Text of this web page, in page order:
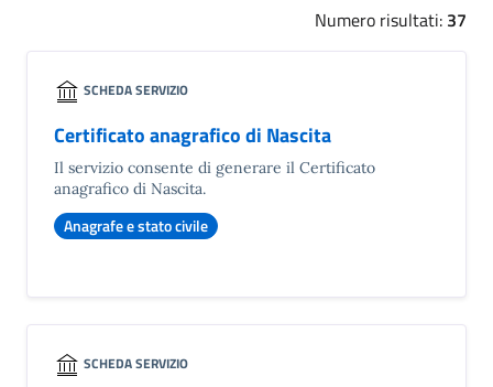
Numero risultati: 37
SCHEDA SERVIZIO
Certificato anagrafico di Nascita
Il servizio consente di generare il Certificato
anagrafico di Nascita.
Anagrafe e stato civile
SCHEDA SERVIZIO